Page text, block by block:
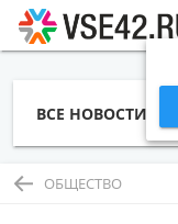
ВСЕ НОВОСТИ
ОБЩЕСТВО